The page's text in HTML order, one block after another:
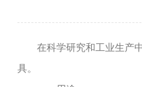
在科学研究和工业生产中
具。